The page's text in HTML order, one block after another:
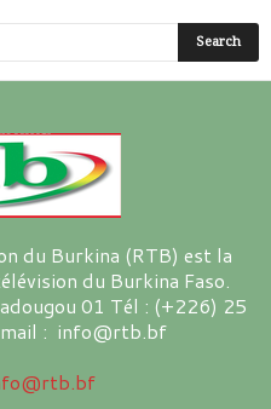
du Burkina (RTB) est la
du Burkina Faso.
01 Tél : (+226) 25
: info@rtb.bf